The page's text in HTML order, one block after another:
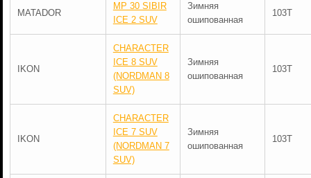
MATADOR
MP 30 SIBIR
ICE 2 SUV
Зимняя
ошипованная
103T
IKON
CHARACTER
ICE 8 SUV
(NORDMAN 8
SUV)
Зимняя
ошипованная
103T
IKON
CHARACTER
ICE 7 SUV
(NORDMAN 7
SUV)
Зимняя
ошипованная
103T